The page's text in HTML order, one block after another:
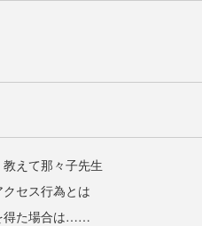
えて那々子先生
セス行為とは
得た場合は……